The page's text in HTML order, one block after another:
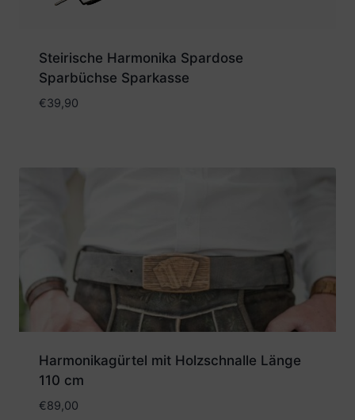
Steirische Harmonika Spardose
Sparbüchse Sparkasse
€39,90
Harmonikagürtel mit Holzschnalle Länge
110 cm
€89,00